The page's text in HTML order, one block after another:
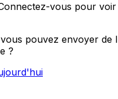
vous pour
pouvez envoyer de
?